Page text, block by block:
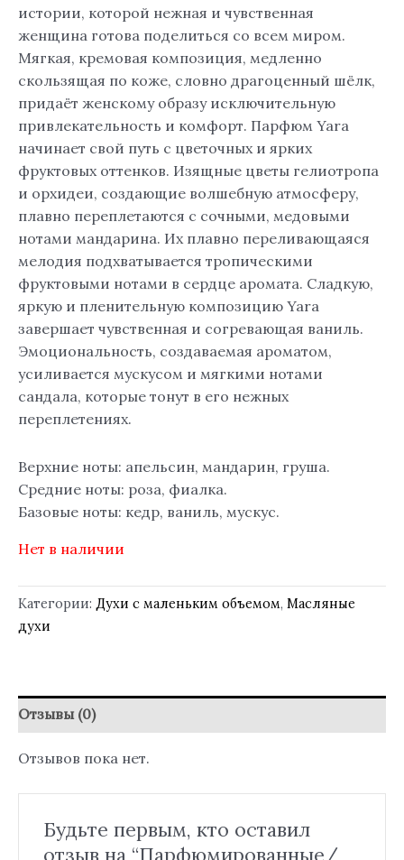
истории, которой нежная и чувственная
женщина готова поделиться со всем миром.
Мягкая, кремовая композиция, медленно
скользящая по коже, словно драгоценный шёлк,
придаёт женскому образу исключительную
привлекательность и комфорт. Парфюм Yara
начинает свой путь с цветочных и ярких
фруктовых оттенков. Изящные цветы гелиотропа
и орхидеи, создающие волшебную атмосферу,
плавно переплетаются с сочными, медовыми
нотами мандарина. Их плавно переливающаяся
мелодия подхватывается тропическими
фруктовыми нотами в сердце аромата. Сладкую,
яркую и пленительную композицию Yara
завершает чувственная и согревающая ваниль.
Эмоциональность, создаваемая ароматом,
усиливается мускусом и мягкими нотами
сандала, которые тонут в его нежных
переплетениях.
Верхние ноты: апельсин, мандарин, груша.
Средние ноты: роза, фиалка.
Базовые ноты: кедр, ваниль, мускус.
Нет в наличии
Категории: Духи с маленьким объемом, Масляные
духи
Отзывы (0)
Отзывов пока нет.
Будьте первым, кто оставил
отзыв на “Парфюмированные/